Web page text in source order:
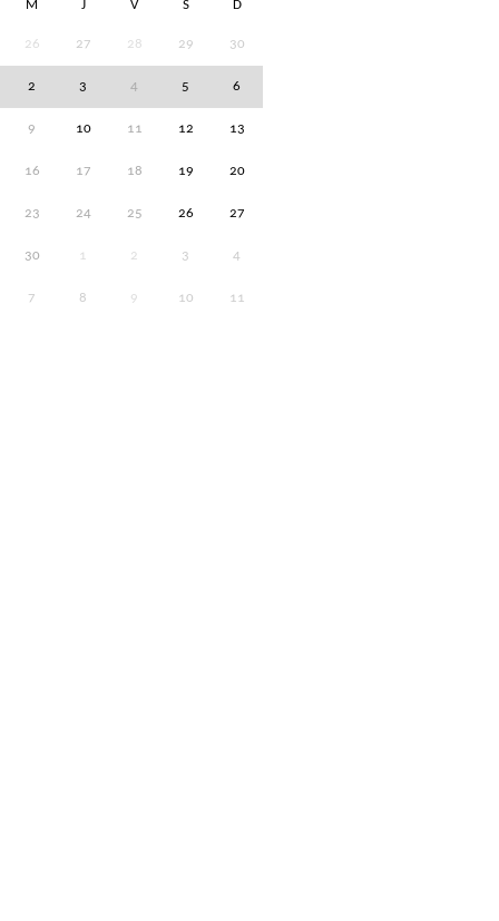
M J V S D
26 27 28 29 30
2 3 4 5 6
9 10 11 12 13
16 17 18 19 20
23 24 25 26 27
30 1 2 3 4
7 8 9 10 11